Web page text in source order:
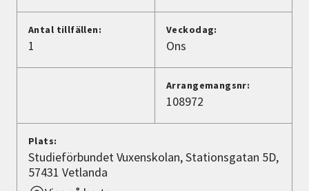
Lyssna
Antal tillfällen:
1
Veckodag:
Ons
Arrangemangsnr:
108972
Plats:
Studieförbundet Vuxenskolan, Stationsgatan 5D,
57431 Vetlanda